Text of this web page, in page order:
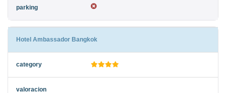
Hotel Ambassador Bangkok